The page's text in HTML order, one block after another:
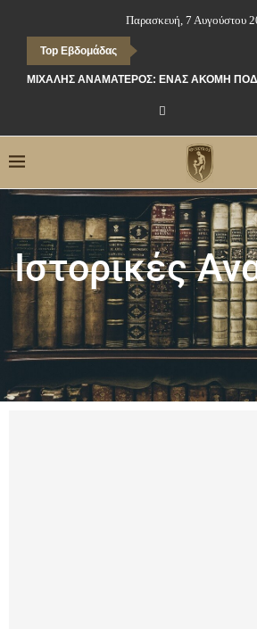
Παρασκευή, 7 Αυγούστου
Top Εβδομάδας
ΜΙΧΆΛΗΣ ΑΝΑΜΑΤΕΡΌΣ: ΈΝΑΣ ΑΚΌΜΗ
Ιστορικές